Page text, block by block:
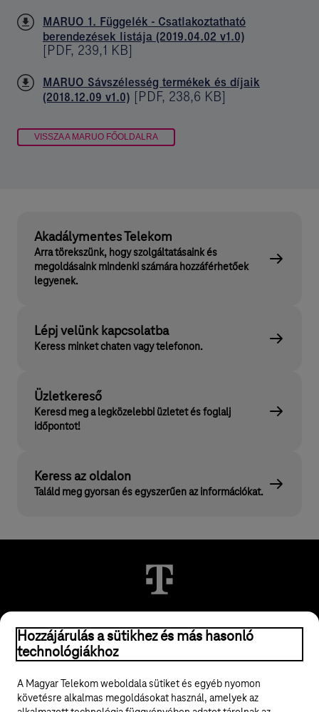
MARUO 1. Függelék - Csatlakoztatható
berendezések listája (2019.04.02 v1.0)
[PDF, 239,1 KB]
MARUO Sávszélesség termékek és díjaik
(2018.12.09 v1.0) [PDF, 238,6 KB]
VISSZA A MARUO FŐOLDALRA
Akadálymentes Telekom
Arra törekszünk, hogy szolgáltatásaink és
megoldásaink mindenki számára hozzáférhetőek
legyenek.
Lépj velünk kapcsolatba
Keress minket chaten vagy telefonon.
Üzletkereső
Keresd meg a legközelebbi üzletet és foglalj
időpontot!
Keress az oldalon
Találd meg gyorsan és egyszerűen az információkat.
© 2026 Magyar Telekom Nyrt.
ÁSZF
Hozzájárulás a sütikhez és más hasonló
technológiákhoz
A Magyar Telekom weboldala sütiket és egyéb nyomon
követésre alkalmas megoldásokat használ, amelyek az